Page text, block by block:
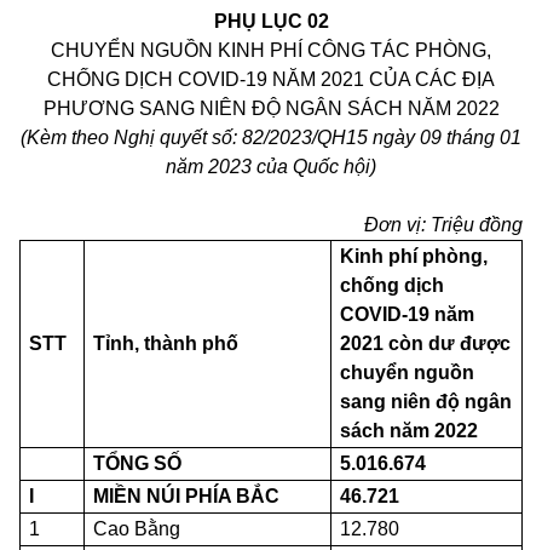
PHỤ LỤC 02
CHUYỂN NGUỒN KINH PHÍ CÔNG TÁC PHÒNG,
CHỐNG DỊCH COVID-19 NĂM 2021 CỦA CÁC ĐỊA
PHƯƠNG SANG NIÊN ĐỘ NGÂN SÁCH NĂM 2022
(Kèm theo Nghị quyết số: 82/2023/QH15 ngày09 tháng 01
năm 2023 của Quốc hội)
Đơn vị: Triệu đồng
STT Tỉnh, thành phố
Kinh phí phòng,
chống dịch
COVID-19 năm
2021 còn dư được
chuyển nguồn
sang niên độ ngân
sách năm 2022
TỔNG SỐ
5.016.674
MIỀN NÚI PHÍA BẮC
46.721
1
Cao Bằng
12.780